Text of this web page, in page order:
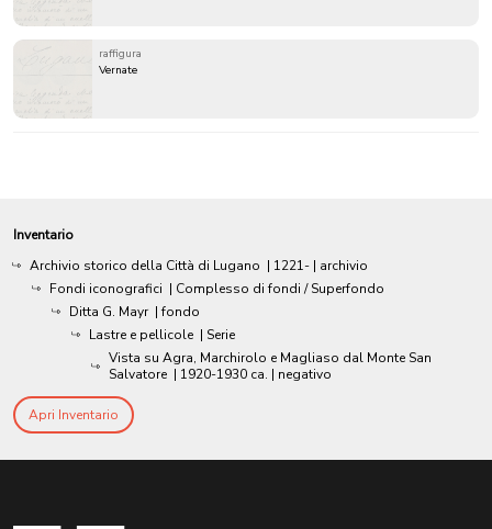
raffigura
Vernate
Inventario
Archivio storico della Città di Lugano | 1221- | archivio
Fondi iconografici | Complesso di fondi / Superfondo
Ditta G. Mayr | fondo
Lastre e pellicole | Serie
Vista su Agra, Marchirolo e Magliaso dal Monte San
Salvatore | 1920-1930 ca. | negativo
Apri Inventario